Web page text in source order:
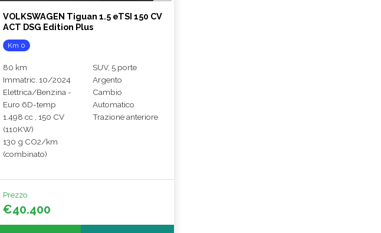
VOLKSWAGEN Tiguan 1.5 eTSI 150 CV
ACT DSG Edition Plus
Km 0
80 km
Immatric. 10/2024
Elettrica/Benzina -
Euro 6D-temp
1.498 cc , 150 CV
(110KW)
130 g CO2/km
(combinato)
SUV, 5 porte
Argento
Cambio
Automatico
Trazione anteriore
Prezzo
€40.400